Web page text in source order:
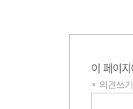
이 페이
* 의견쓰